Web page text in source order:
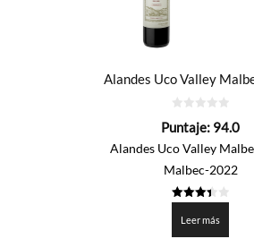
Alandes Uco Valley
de
Puntaje: 94.0
Alandes Uco Valley
Malbec-2022
de 5
Leer más